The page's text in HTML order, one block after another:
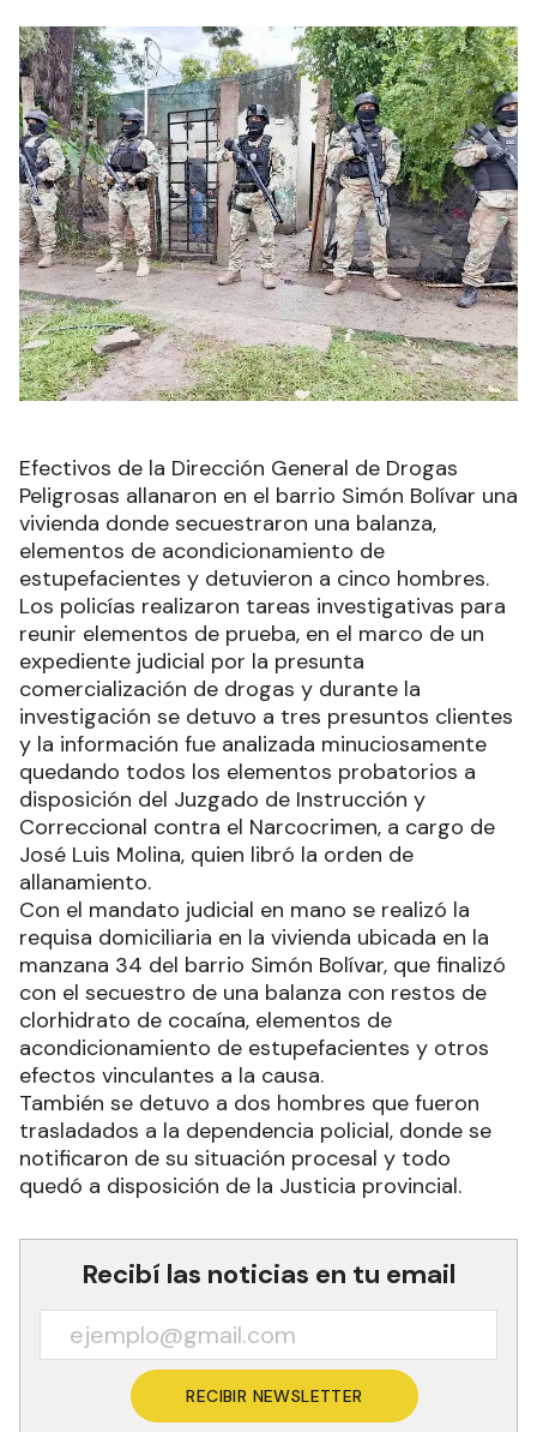
Efectivos de la Dirección General de Drogas
Peligrosas allanaron en el barrio Simón Bolívar una
vivienda donde secuestraron una balanza,
elementos de acondicionamiento de
estupefacientes y detuvieron a cinco hombres.
Los policías realizaron tareas investigativas para
reunir elementos de prueba, en el marco de un
expediente judicial por la presunta
comercialización de drogas y durante la
investigación se detuvo a tres presuntos clientes
y la información fue analizada minuciosamente
quedando todos los elementos probatorios a
disposición del Juzgado de Instrucción y
Correccional contra el Narcocrimen, a cargo de
José Luis Molina, quien libró la orden de
allanamiento.
Con el mandato judicial en mano se realizó la
requisa domiciliaria en la vivienda ubicada en la
manzana 34 del barrio Simón Bolívar, que finalizó
con el secuestro de una balanza con restos de
clorhidrato de cocaína, elementos de
acondicionamiento de estupefacientes y otros
efectos vinculantes a la causa.
También se detuvo a dos hombres que fueron
trasladados a la dependencia policial, donde se
notificaron de su situación procesal y todo
quedó a disposición de la Justicia provincial.
Recibí las noticias en tu email
RECIBIR NEWSLETTER